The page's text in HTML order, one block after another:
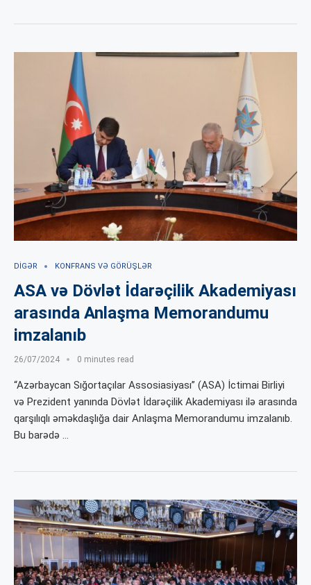
DIGƏR KONFRANS VƏ GÖRÜŞLƏR
ASA və Dövlət İdarəçilik Akademiyası
arasında Anlaşma Memorandumu
imzalanıb
26/07/2024 0 minutes read
“Azərbaycan Sığortaçılar Assosiasiyası” (ASA) İctimai Birliyi
və Prezident yanında Dövlət İdarəçilik Akademiyası ilə arasında
qarşılıqlı əməkdaşlığa dair Anlaşma Memorandumu imzalanıb.
Bu barədə …